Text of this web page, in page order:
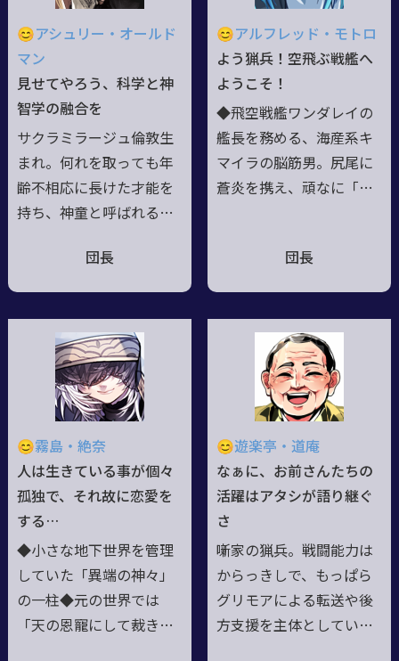
😊アシュリー・オールド
マン
見せてやろう、科学と神
智学の融合を
サクラミラージュ倫敦生
まれ。何れを取っても年
齢不相応に長けた才能を
持ち、神童と呼ばれる。
るも、実際は前世の記憶
をそのまま持ち越して転
が強く前世は蒸気機関の
扱いを得意とし、転生後
は神智学を学び悪魔を使
役。将来を有望視され學
徒兵として帝都に徴用、
年少将校に。尊大な野心
家だが優良児を演じてい
る。それでも時折、少年
のは前世からの性質。
団長
😊アルフレッド・モトロ
よう猟兵！空飛ぶ戦艦へ
ようこそ！
◆飛空戦艦ワンダレイの
艦長を務める、海産系キ
マイラの脳筋男。尻尾に
蒼炎を携え、頑なに「エ
部分は体の一部。状況に
応じ人に近い姿を取るこ
頭で居る。◆怪力で大錨
を振るう他、傷口から噴
き出す「溟獄の炎」を纏
い闘う、被弾を省みない
戦法を好む。が、情に厚
く、敵に同情心を抱くこ
とも。◆グリードオーシ
ャンの辺境の孤島、海産
団長
😊霧島・絶奈
人は生きている事が個々
孤独で、それ故に恋愛を
する…
◆小さな地下世界を管理
していた「異端の神々」
の一柱◆元の世界では
「天の恩寵にして裁きの
😊遊楽亭・道庵
なぁに、お前さんたちの
活躍はアタシが語り継ぐ
さ
噺家の猟兵。戦闘能力は
からっきしで、もっぱら
グリモアによる転送や後
方支援を主体としてい